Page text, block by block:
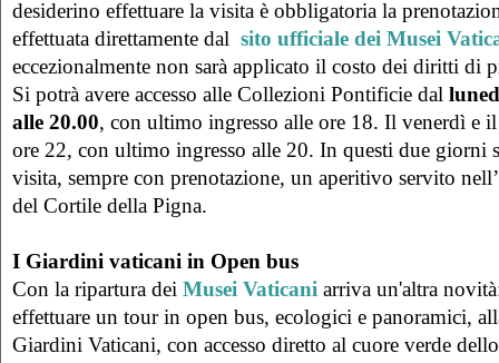
desiderino effettuare la visita è obbligatoria la
effettuata direttamente dal sito ufficiale dei Musei
eccezionalmente non sarà applicato il costo dei diritti di
Si potrà avere accesso alle Collezioni Pontificie dal
alle 20.00, con ultimo ingresso alle ore 18. Il venerdì e
ore 22, con ultimo ingresso alle 20. In questi due giorni
visita, sempre con prenotazione, un aperitivo servito
del Cortile della Pigna.
I Giardini vaticani in Open bus
Con la ripartura dei Musei Vaticani arriva un'altra
effettuare un tour in open bus, ecologici e panoramici,
Giardini Vaticani, con accesso diretto al cuore verde